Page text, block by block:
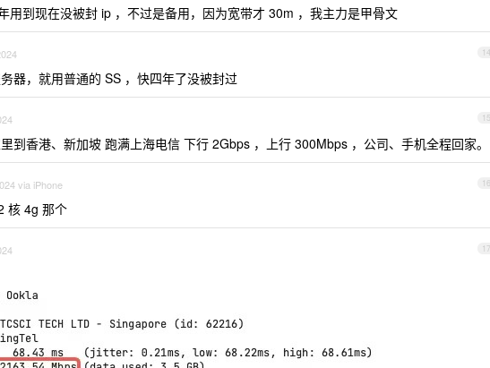
用到现在没被封 ip ，不过是备用，因为宽带才 30m ，我主力是甲骨文
14
器，就用普通的 SS ，快四年了没被封过
15
到香港、新加坡 跑满上海电信 下行 2Gbps ，上行 300Mbps ，公司、手机全程回家。
16
via iPhone
核 4g 那个
17